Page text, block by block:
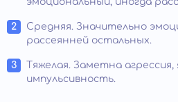
Средняя. Значительно
рассеянней остальных.
Тяжелая. Заметна
импульсивность.